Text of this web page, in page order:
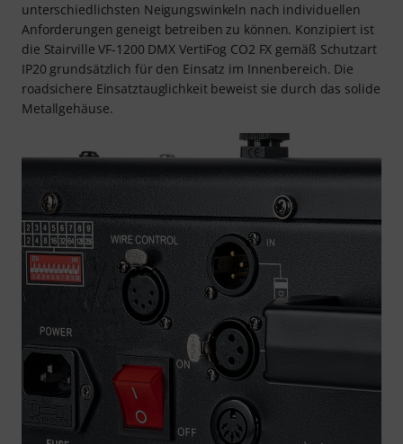
unterschiedlichsten Neigungswinkeln nach individuellen
Anforderungen geneigt betreiben zu können. Konzipiert ist
die Stairville VF-1200 DMX VertiFog CO2 FX gemäß Schutzart
IP20 grundsätzlich für den Einsatz im Innenbereich. Die
roadsichere Einsatztauglichkeit beweist sie durch das solide
Metallgehäuse.